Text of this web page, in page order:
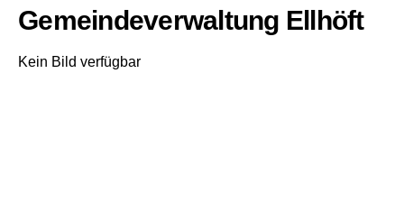
Gemeindeverwaltung Ellhöft
Kein Bild verfügbar